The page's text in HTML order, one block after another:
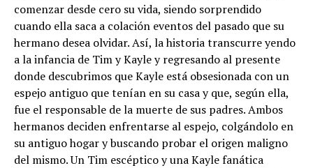
comenzar desde cero su vida, siendo sorprendido
cuando ella saca a colación eventos del pasado que su
hermano desea olvidar. Así, la historia transcurre yendo
a la infancia de Tim y Kayle y regresando al presente
donde descubrimos que Kayle está obsesionada con un
espejo antiguo que tenían en su casa y que, según ella,
fue el responsable de la muerte de sus padres. Ambos
hermanos deciden enfrentarse al espejo, colgándolo en
su antiguo hogar y buscando probar el origen maligno
del mismo. Un Tim escéptico y una Kayle fanática